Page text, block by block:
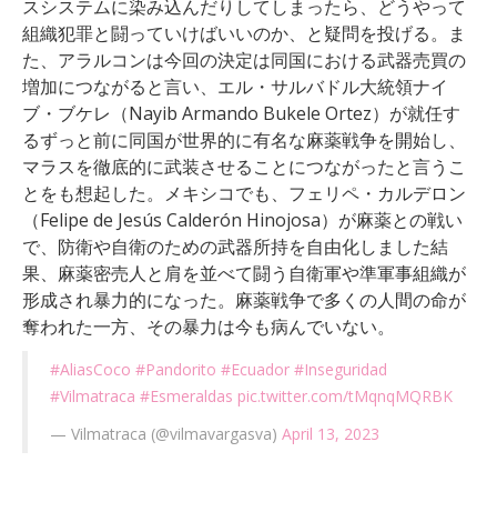
スシステムに染み込んだりしてしまったら、どうやって
組織犯罪と闘っていけばいいのか、と疑問を投げる。ま
た、アラルコンは今回の決定は同国における武器売買の
増加につながると言い、エル・サルバドル大統領ナイ
ブ・ブケレ（Nayib Armando Bukele Ortez）が就任す
るずっと前に同国が世界的に有名な麻薬戦争を開始し、
マラスを徹底的に武装させることにつながったと言うこ
とをも想起した。メキシコでも、フェリペ・カルデロン
（Felipe de Jesús Calderón Hinojosa）が麻薬との戦い
で、防衛や自衛のための武器所持を自由化しました結
果、麻薬密売人と肩を並べて闘う自衛軍や準軍事組織が
形成され暴力的になった。麻薬戦争で多くの人間の命が
奪われた一方、その暴力は今も病んでいない。
#AliasCoco #Pandorito #Ecuador #Inseguridad
#Vilmatraca #Esmeraldas pic.twitter.com/tMqnqMQRBK
— Vilmatraca (@vilmavargasva) April 13, 2023